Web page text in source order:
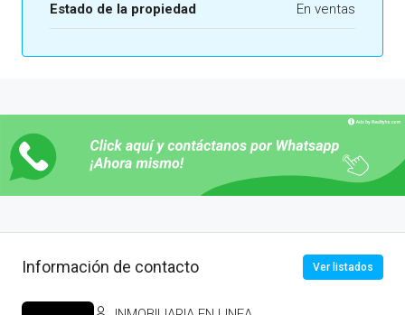
Estado de la propiedad En ventas
Información de contacto Ver listados